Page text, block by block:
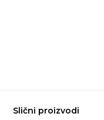
Slični proizvodi